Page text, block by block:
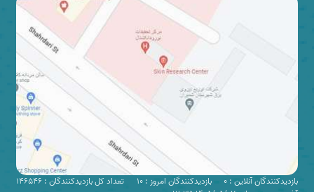
بازدیدکنندگان آنلاین : 0 بازدیدکنندگان امروز : 10
تعداد کل بازدیدکنندگان : 146546